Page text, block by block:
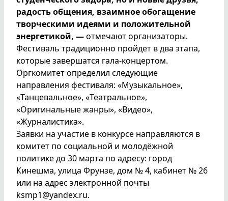
радость общения, взаимное обогащение
творческими идеями и положительной
энергетикой, —отмечают организаторы.
Фестиваль традиционно пройдет в два этапа,
которые завершатся гала-концертом.
Оргкомитет определил следующие
направления фестиваля: «Музыкальное»,
«Танцевальное», «Театральное»,
«Оригинальные жанры», «Видео»,
«Журналистика».
Заявки на участие в конкурсе направляются в
комитет по социальной и молодёжной
политике до 30 марта по адресу: город
Кинешма, улица Фрунзе, дом № 4, кабинет № 26
или на адрес электронной почты
ksmp1@yandex.ru.